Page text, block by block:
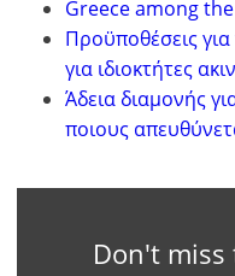
Greece among
Προϋποθέσεις
για ιδιοκτήτες
Άδεια διαμονής
ποιους
Don't miss